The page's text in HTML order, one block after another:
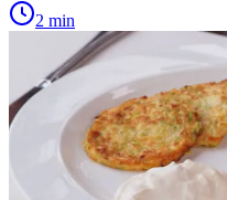
2 min